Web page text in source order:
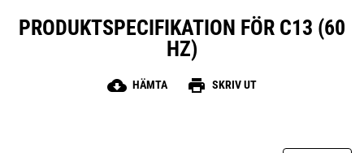
PRODUKTSPECIFIKATION FÖR C13 (60
HZ)
cloud_download HÄMTA print SKRIV UT